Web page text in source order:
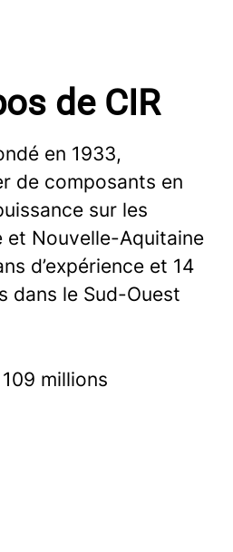
de CIR
en 1933,
de composants en
sur les
et Nouvelle-Aquitaine
d’expérience et 14
dans le Sud-Ouest
109 millions